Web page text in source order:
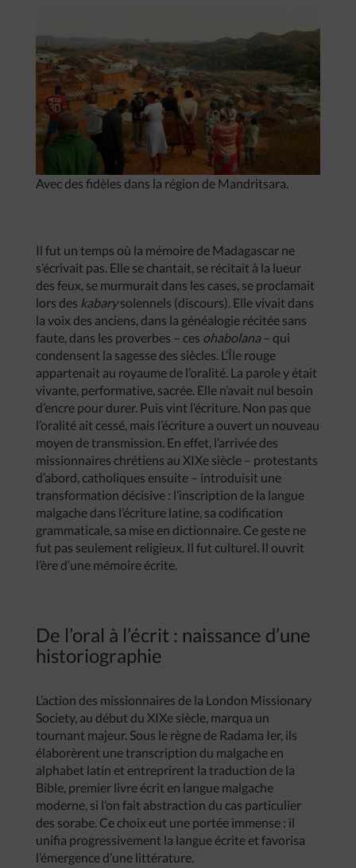
Avec des fidèles dans la région de Mandritsara.
Il fut un temps où la mémoire de Madagascar ne
s’écrivait pas. Elle se chantait, se récitait à la lueur
des feux, se murmurait dans les cases, se proclamait
lors des kabarysolennels (discours). Elle vivait dans
la voix des anciens, dans la généalogie récitée sans
faute, dans les proverbes – ces ohabolana– qui
condensent la sagesse des siècles. L’Île rouge
appartenait au royaume de l’oralité. La parole y était
vivante, performative, sacrée. Elle n’avait nul besoin
d’encre pour durer. Puis vint l’écriture. Non pas que
l’oralité ait cessé, mais l’écriture a ouvert un nouveau
moyen de transmission. En effet, l’arrivée des
missionnaires chrétiens au XIXe siècle – protestants
d’abord, catholiques ensuite – introduisit une
transformation décisive : l’inscription de la langue
malgache dans l’écriture latine, sa codification
grammaticale, sa mise en dictionnaire. Ce geste ne
fut pas seulement religieux. Il fut culturel. Il ouvrit
l’ère d’une mémoire écrite.
De l’oral à l’écrit : naissance d’une
historiographie
L’action des missionnaires de la London Missionary
Society, au début du XIXe siècle, marqua un
tournant majeur. Sous le règne de Radama Ier, ils
élaborèrent une transcription du malgache en
alphabet latin et entreprirent la traduction de la
Bible, premier livre écrit en langue malgache
moderne, si l’on fait abstraction du cas particulier
des sorabe. Ce choix eut une portée immense : il
unifia progressivement la langue écrite et favorisa
l’émergence d’une littérature.